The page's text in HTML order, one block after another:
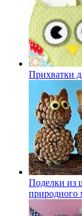
Прихватки
Поделки из
природного